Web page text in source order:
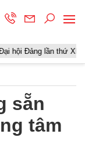
Đảng lần thứ XIII
sẵn
tâm